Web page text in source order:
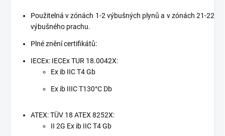
Použitelná v zónách 1-2 výbušných plynů a v zónách 21-22
výbušného prachu.
Plné znění certifikátů:
IECEx: IECEx TUR 18.0042X:
Ex ib IIC T4 Gb
Ex ib IIIC T130°C Db
ATEX: TÜV 18 ATEX 8252X:
II 2G Ex ib IIC T4 Gb